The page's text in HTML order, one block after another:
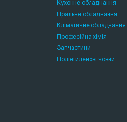
Кухонне обладнання
Пральне обладнання
Кліматичне обладнання
Професійна хімія
Запчастини
Поліетиленові човни